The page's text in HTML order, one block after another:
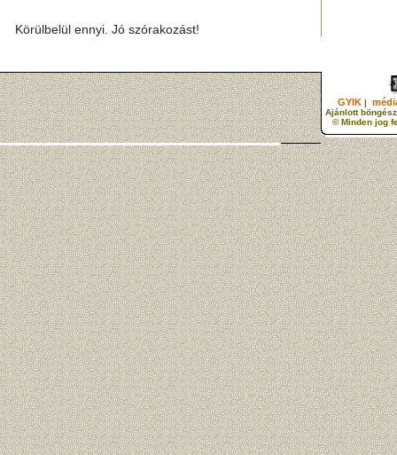
Körülbelül ennyi. Jó szórakozást!
GYIK |
Ajánlott
© Minden jog